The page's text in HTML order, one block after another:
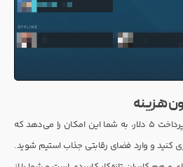
هزینه
استفاده از قابلیت اد فرند بدون پرداخت ۵ دلار، به شما این امکان را می‌دهد که
کنید و وارد فضای رقابتی جذاب استیم شوید.